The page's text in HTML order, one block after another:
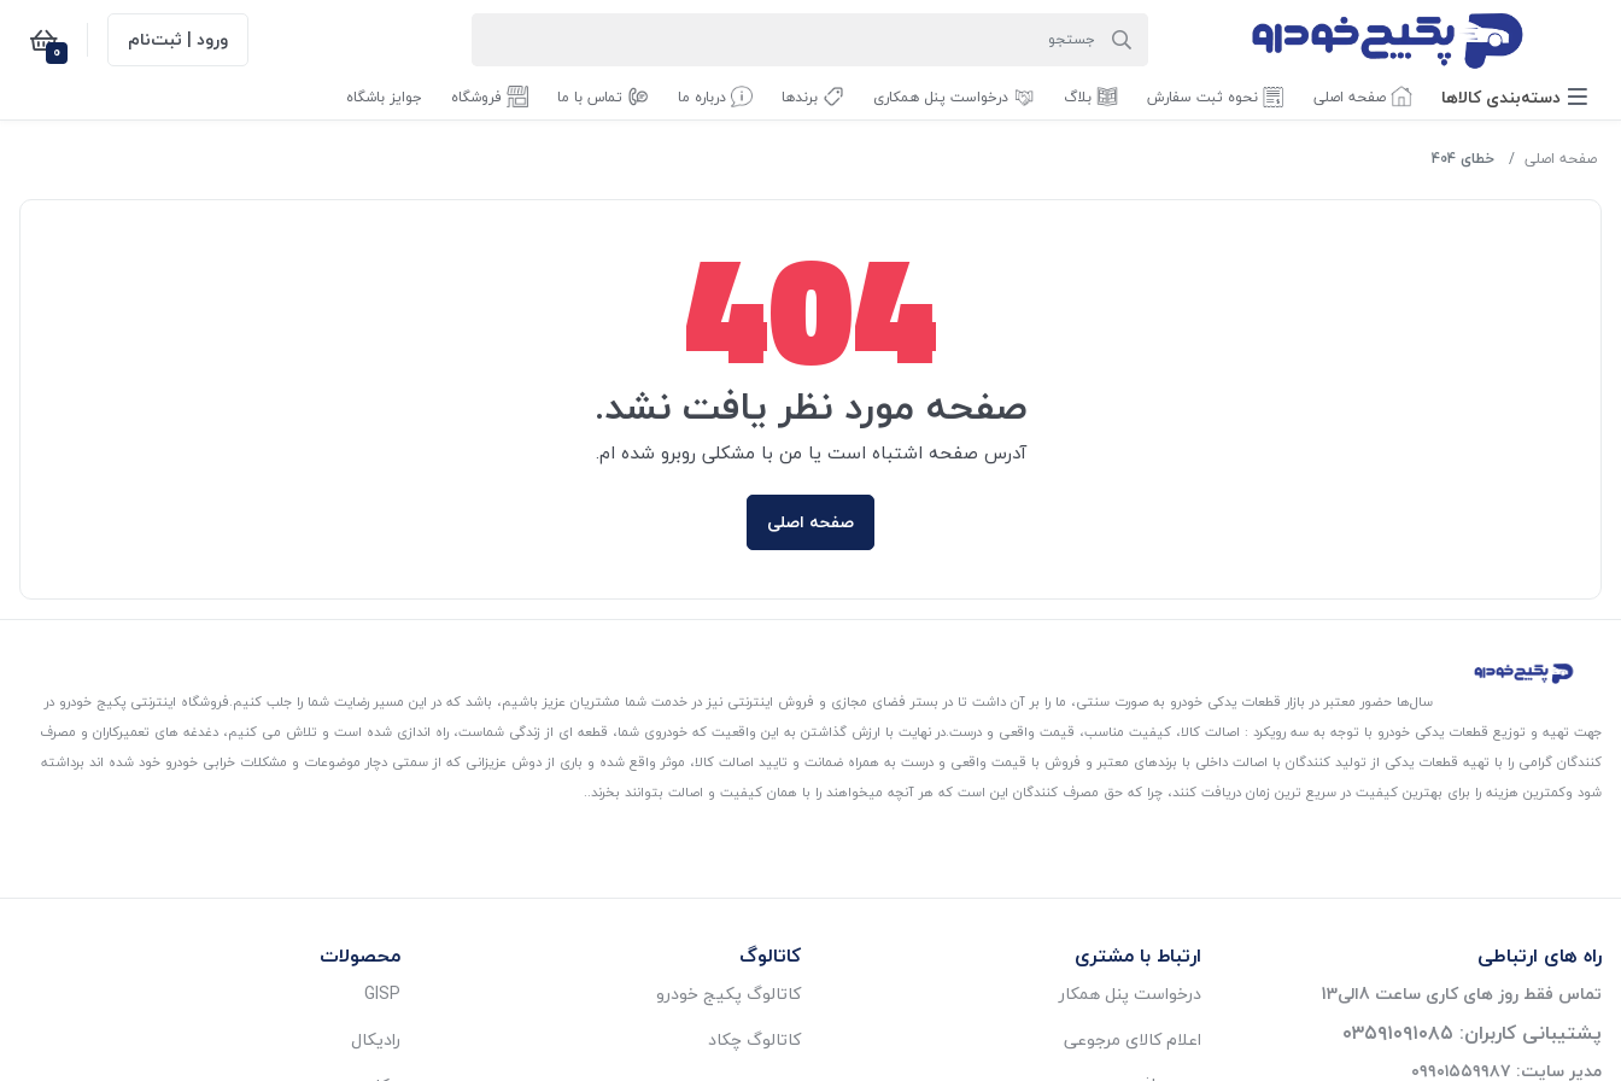
ورود | ثبت‌نام 0
دسته‌بندی‌ کالاها صفحه اصلی نحوه ثبت سفارش بلاگ درخواست پنل همکاری برندها درباره ما تماس با ما فروشگاه جوایز باشگاه
صفحه اصلی خطای 404
404
صفحه مورد نظر یافت نشد.
آدرس صفحه اشتباه است یا من با مشکلی روبرو شده ام.
صفحه اصلی
سال‌ها حضور معتبر در بازار قطعات یدکی خودرو به صورت سنتی، ما را بر آن داشت تا در بستر فضای مجازی و فروش اینترنتی نیز در خدمت شما مشتریان عزیز باشیم، باشد که در این مسیر رضایت شما را جلب کنیم.فروشگاه اینترنتی پکیج خودرو در
جهت تهیه و توزیع قطعات یدکی خودرو با توجه به سه رویکرد : اصالت کالا، کیفیت مناسب، قیمت واقعی و درست.در نهایت با ارزش گذاشتن به این واقعیت که خودروی شما، قطعه ای از زندگی شماست، راه اندازی شده است و تلاش می کنیم، دغدغه های تعمیرکاران و مصرف
کنندگان گرامی را با تهیه قطعات یدکی از تولید کنندگان با اصالت داخلی با برندهای معتبر و فروش با قیمت واقعی و درست به همراه ضمانت و تایید اصالت کالا، موثر واقع شده و باری از دوش عزیزانی که از سمتی دچار موضوعات و مشکلات خرابی خودرو خود شده اند برداشته
شود و‌کمترین هزینه را برای بهترین کیفیت در سریع ترین زمان دریافت کنند، چرا که حق مصرف کنندگان این است که هر آنچه میخواهند را با همان کیفیت و اصالت بتوانند بخرند..
راه های ارتباطی
تماس فقط روز های کاری ساعت 8الی13
پشتیبانی کاربران: ۰۳۵۹۱۰۹۱۰۸۵
مدیر سایت: ۰۹۹۰۱۵۵۹۹۸۷
ارتباط با مشتری
درخواست پنل همکار
اعلام کالای مرجوعی
کاتالوگ
کاتالوگ پکیج خودرو
کاتالوگ چکاد
محصولات
GISP
رادیکال